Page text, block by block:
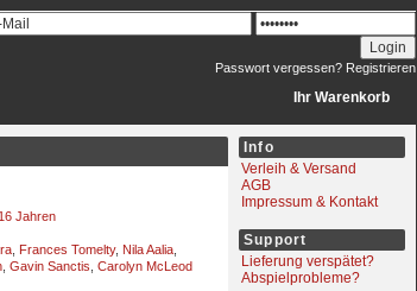
Passwort vergessen? Registrieren
Ihr Warenkorb
Jahren
Frances Tomelty, Nila Aalia
Gavin Sanctis Carolyn McLeod
Info
Verleih & Versand
AGB
Impressum & Kontakt
Support
Lieferung verspätet?
Abspielprobleme?